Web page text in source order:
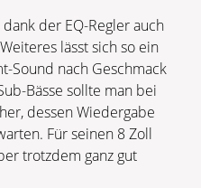
der EQ-Regler auch
lässt sich so ein
Sound nach Geschmack
Bässe sollte man bei
dessen Wiedergabe
Für seinen 8 Zoll
trotzdem ganz gut